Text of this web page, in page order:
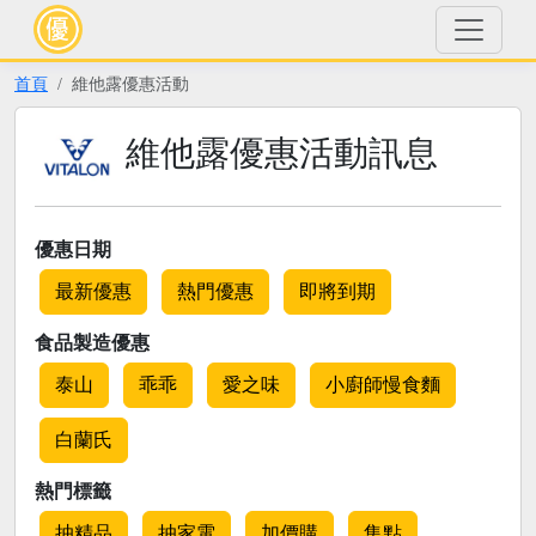
首頁 維他露優惠活動
維他露優惠活動訊息
優惠日期
最新優惠 熱門優惠 即將到期
食品製造優惠
泰山 乖乖 愛之味 小廚師慢食麵
白蘭氏
熱門標籤